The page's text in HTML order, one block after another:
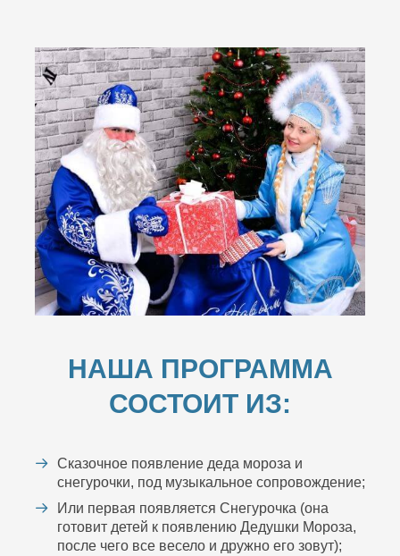
НАША ПРОГРАММА
СОСТОИТ ИЗ:
Сказочное появление деда мороза и
снегурочки, под музыкальное сопровождение;
Или первая появляется Снегурочка (она
готовит детей к появлению Дедушки Мороза,
после чего все весело и дружно его зовут);